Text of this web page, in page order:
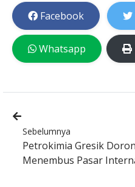
Facebook
Whatsapp
Sebelumnya
Petrokimia Gresik
Menembus Pasar